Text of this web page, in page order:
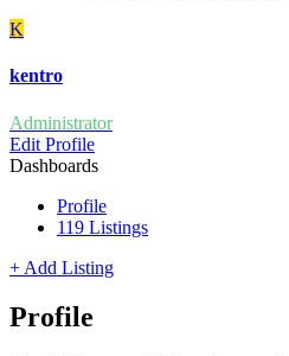
K
kentro
Administrator
Edit Profile
Dashboards
Profile
119 Listings
+ Add Listing
Profile